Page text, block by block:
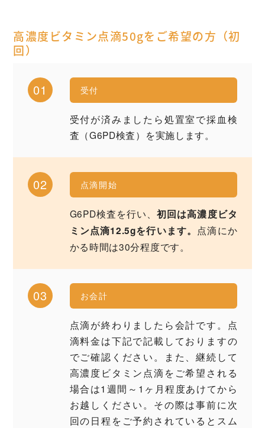
高濃度ビタミン点滴50gをご希望の方（初
回）
01 受付
受付が済みましたら処置室で採血検
査（G6PD検査）を実施します。
02 点滴開始
G6PD検査を行い、初回は高濃度ビタ
ミン点滴12.5gを行います。 点滴にか
かる時間は30分程度です。
03 お会計
点滴が終わりましたら会計です。点
滴料金は下記で記載しておりますの
でご確認ください。また、継続して
高濃度ビタミン点滴をご希望される
場合は1週間～1ヶ月程度あけてから
お越しください。その際は事前に次
回の日程をご予約されているとスム